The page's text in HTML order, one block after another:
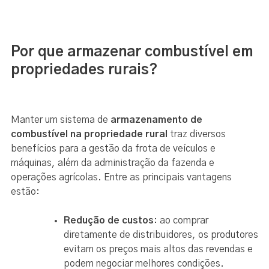
Por que armazenar combustível em
propriedades rurais?
Manter um sistema de armazenamento de
combustível na propriedade rural
traz diversos
benefícios para a gestão da frota de veículos e
máquinas, além da administração da fazenda e
operações agrícolas. Entre as principais vantagens
estão:
Redução de custos: ao comprar
diretamente de distribuidores, os produtores
evitam os preços mais altos das revendas e
podem negociar melhores condições.